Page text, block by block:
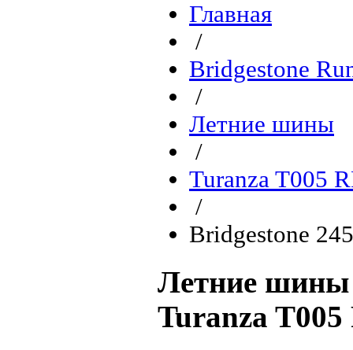
Главная
/
Bridgestone
/
Летние шины
/
Turanza T005
/
Bridgestone
Летние шины
Turanza